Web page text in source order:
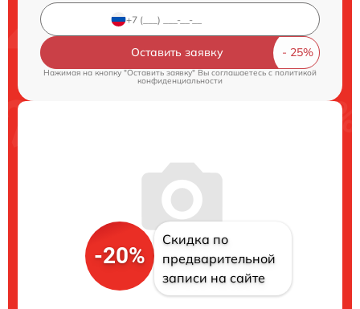
Оставить заявку
Нажимая на кнопку "Оставить заявку" Вы соглашаетесь c политикой
конфиденциальности
-20%
Скидка по
предварительной
записи на сайте